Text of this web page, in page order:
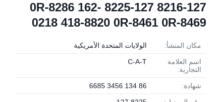
127-8216 127-8225 0R-8286 162-
0218 418-8820 0R-8461 0R-8469
مكان المنشأ: الولايات المتحدة الأمريكية
اسم العلامة
التجارية:
C-A-T
شهادة: 86 134 3456 6685